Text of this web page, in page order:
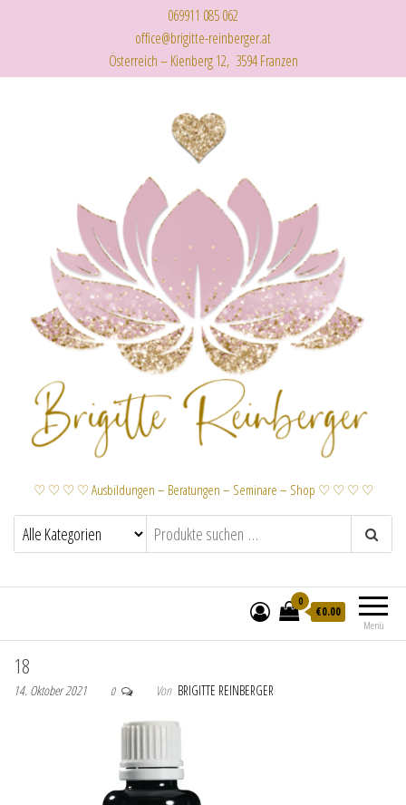
069911 085 062
office@brigitte-reinberger.at
Österreich – Kienberg 12, 3594 Franzen
♡ ♡ ♡ ♡ Ausbildungen – Beratungen – Seminare – Shop ♡ ♡ ♡ ♡
Menü
0
€0.00
18
14. Oktober 2021 0 Von BRIGITTE REINBERGER